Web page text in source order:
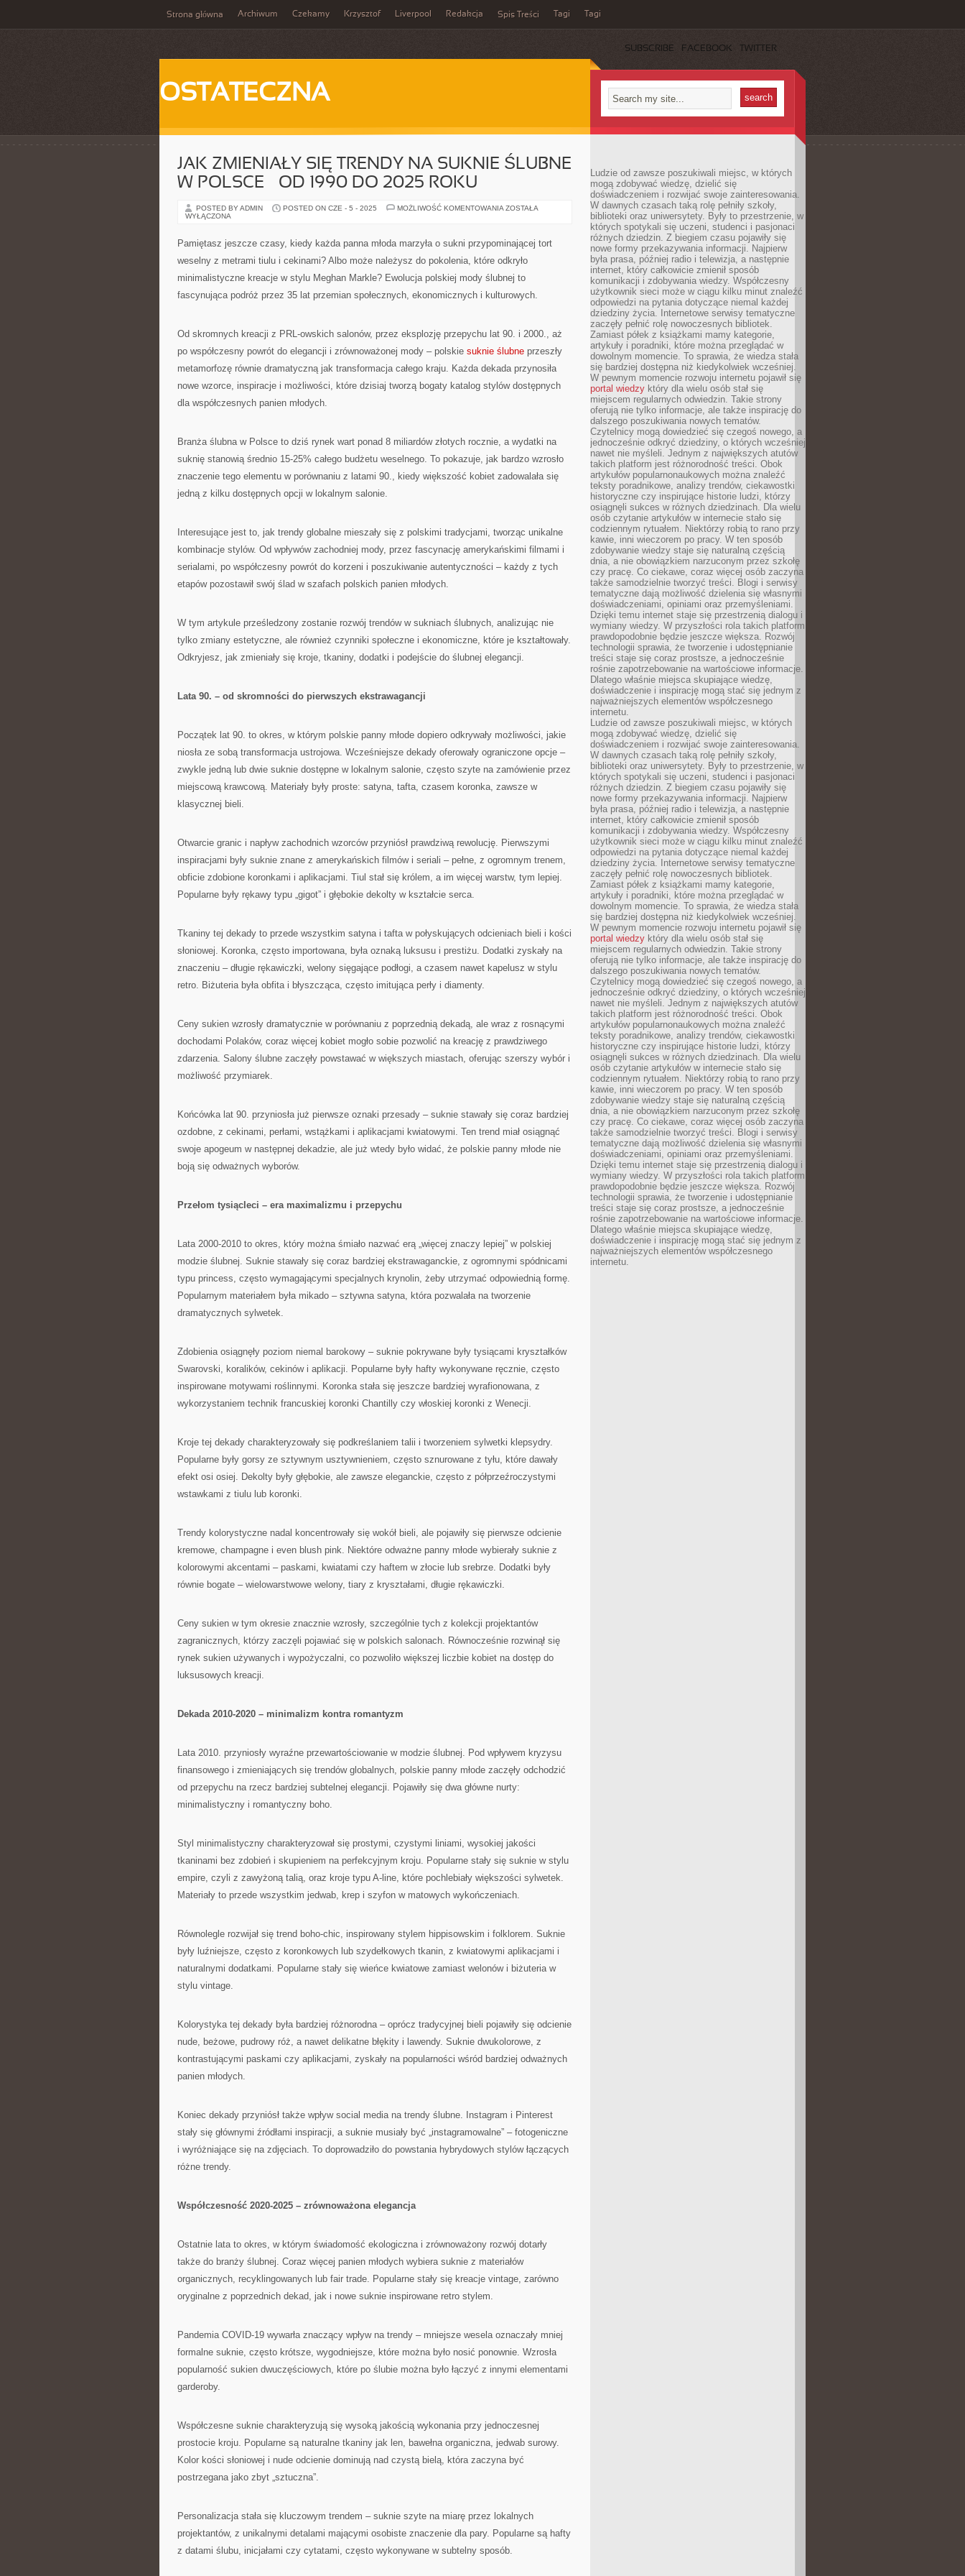
Strona główna Archiwum Czekamy Krzysztof Liverpool Redakcja Spis Treści Tagi Tagi
SUBSCRIBE FACEBOOK TWITTER
OSTATECZNA
JAK ZMIENIAŁY SIĘ TRENDY NA SUKNIE ŚLUBNE
W POLSCE – OD 1990 DO 2025 ROKU
POSTED BY ADMIN POSTED ON CZE - 5 - 2025 MOŻLIWOŚĆ KOMENTOWANIA JAK
NA
SUKNIE
W
–
1990
ZOSTAŁA
WYŁĄCZONA
Pamiętasz jeszcze czasy, kiedy każda panna młoda marzyła o sukni przypominającej tort
weselny z metrami tiulu i cekinami? Albo może należysz do pokolenia, które odkryło
minimalistyczne kreacje w stylu Meghan Markle? Ewolucja polskiej mody ślubnej to
fascynująca podróż przez 35 lat przemian społecznych, ekonomicznych i kulturowych.
Od skromnych kreacji z PRL-owskich salonów, przez eksplozję przepychu lat 90. i 2000., aż
po współczesny powrót do elegancji i zrównoważonej mody – polskie suknie ślubne przeszły
metamorfozę równie dramatyczną jak transformacja całego kraju. Każda dekada przynosiła
nowe wzorce, inspiracje i możliwości, które dzisiaj tworzą bogaty katalog stylów dostępnych
dla współczesnych panien młodych.
Branża ślubna w Polsce to dziś rynek wart ponad 8 miliardów złotych rocznie, a wydatki na
suknię stanowią średnio 15-25% całego budżetu weselnego. To pokazuje, jak bardzo wzrosło
znaczenie tego elementu w porównaniu z latami 90., kiedy większość kobiet zadowalała się
jedną z kilku dostępnych opcji w lokalnym salonie.
Interesujące jest to, jak trendy globalne mieszały się z polskimi tradycjami, tworząc unikalne
kombinacje stylów. Od wpływów zachodniej mody, przez fascynację amerykańskimi filmami i
serialami, po współczesny powrót do korzeni i poszukiwanie autentyczności – każdy z tych
etapów pozostawił swój ślad w szafach polskich panien młodych.
W tym artykule prześledzony zostanie rozwój trendów w sukniach ślubnych, analizując nie
tylko zmiany estetyczne, ale również czynniki społeczne i ekonomiczne, które je kształtowały.
Odkryjesz, jak zmieniały się kroje, tkaniny, dodatki i podejście do ślubnej elegancji.
Lata 90. – od skromności do pierwszych ekstrawagancji
Początek lat 90. to okres, w którym polskie panny młode dopiero odkrywały możliwości, jakie
niosła ze sobą transformacja ustrojowa. Wcześniejsze dekady oferowały ograniczone opcje –
zwykle jedną lub dwie suknie dostępne w lokalnym salonie, często szyte na zamówienie przez
miejscową krawcową. Materiały były proste: satyna, tafta, czasem koronka, zawsze w
klasycznej bieli.
Otwarcie granic i napływ zachodnich wzorców przyniósł prawdziwą rewolucję. Pierwszymi
inspiracjami były suknie znane z amerykańskich filmów i seriali – pełne, z ogromnym trenem,
obficie zdobione koronkami i aplikacjami. Tiul stał się królem, a im więcej warstw, tym lepiej.
Popularne były rękawy typu „gigot” i głębokie dekolty w kształcie serca.
Tkaniny tej dekady to przede wszystkim satyna i tafta w połyskujących odcieniach bieli i kości
słoniowej. Koronka, często importowana, była oznaką luksusu i prestiżu. Dodatki zyskały na
znaczeniu – długie rękawiczki, welony sięgające podłogi, a czasem nawet kapelusz w stylu
retro. Biżuteria była obfita i błyszcząca, często imitująca perły i diamenty.
Ceny sukien wzrosły dramatycznie w porównaniu z poprzednią dekadą, ale wraz z rosnącymi
dochodami Polaków, coraz więcej kobiet mogło sobie pozwolić na kreację z prawdziwego
zdarzenia. Salony ślubne zaczęły powstawać w większych miastach, oferując szerszy wybór i
możliwość przymiarek.
Końcówka lat 90. przyniosła już pierwsze oznaki przesady – suknie stawały się coraz bardziej
ozdobne, z cekinami, perłami, wstążkami i aplikacjami kwiatowymi. Ten trend miał osiągnąć
swoje apogeum w następnej dekadzie, ale już wtedy było widać, że polskie panny młode nie
boją się odważnych wyborów.
Przełom tysiącleci – era maximalizmu i przepychu
Lata 2000-2010 to okres, który można śmiało nazwać erą „więcej znaczy lepiej” w polskiej
modzie ślubnej. Suknie stawały się coraz bardziej ekstrawaganckie, z ogromnymi spódnicami
typu princess, często wymagającymi specjalnych krynolin, żeby utrzymać odpowiednią formę.
Popularnym materiałem była mikado – sztywna satyna, która pozwalała na tworzenie
dramatycznych sylwetek.
Zdobienia osiągnęły poziom niemal barokowy – suknie pokrywane były tysiącami kryształków
Swarovski, koralików, cekinów i aplikacji. Popularne były hafty wykonywane ręcznie, często
inspirowane motywami roślinnymi. Koronka stała się jeszcze bardziej wyrafionowana, z
wykorzystaniem technik francuskiej koronki Chantilly czy włoskiej koronki z Wenecji.
Kroje tej dekady charakteryzowały się podkreślaniem talii i tworzeniem sylwetki klepsydry.
Popularne były gorsy ze sztywnym usztywnieniem, często sznurowane z tyłu, które dawały
efekt osi osiej. Dekolty były głębokie, ale zawsze eleganckie, często z półprzeźroczystymi
wstawkami z tiulu lub koronki.
Trendy kolorystyczne nadal koncentrowały się wokół bieli, ale pojawiły się pierwsze odcienie
kremowe, champagne i even blush pink. Niektóre odważne panny młode wybierały suknie z
kolorowymi akcentami – paskami, kwiatami czy haftem w złocie lub srebrze. Dodatki były
równie bogate – wielowarstwowe welony, tiary z kryształami, długie rękawiczki.
Ceny sukien w tym okresie znacznie wzrosły, szczególnie tych z kolekcji projektantów
zagranicznych, którzy zaczęli pojawiać się w polskich salonach. Równocześnie rozwinął się
rynek sukien używanych i wypożyczalni, co pozwoliło większej liczbie kobiet na dostęp do
luksusowych kreacji.
Dekada 2010-2020 – minimalizm kontra romantyzm
Lata 2010. przyniosły wyraźne przewartościowanie w modzie ślubnej. Pod wpływem kryzysu
finansowego i zmieniających się trendów globalnych, polskie panny młode zaczęły odchodzić
od przepychu na rzecz bardziej subtelnej elegancji. Pojawiły się dwa główne nurty:
minimalistyczny i romantyczny boho.
Styl minimalistyczny charakteryzował się prostymi, czystymi liniami, wysokiej jakości
tkaninami bez zdobień i skupieniem na perfekcyjnym kroju. Popularne stały się suknie w stylu
empire, czyli z zawyżoną talią, oraz kroje typu A-line, które pochlebiały większości sylwetek.
Materiały to przede wszystkim jedwab, krep i szyfon w matowych wykończeniach.
Równolegle rozwijał się trend boho-chic, inspirowany stylem hippisowskim i folklorem. Suknie
były luźniejsze, często z koronkowych lub szydełkowych tkanin, z kwiatowymi aplikacjami i
naturalnymi dodatkami. Popularne stały się wieńce kwiatowe zamiast welonów i biżuteria w
stylu vintage.
Kolorystyka tej dekady była bardziej różnorodna – oprócz tradycyjnej bieli pojawiły się odcienie
nude, beżowe, pudrowy róż, a nawet delikatne błękity i lawendy. Suknie dwukolorowe, z
kontrastującymi paskami czy aplikacjami, zyskały na popularności wśród bardziej odważnych
panien młodych.
Koniec dekady przyniósł także wpływ social media na trendy ślubne. Instagram i Pinterest
stały się głównymi źródłami inspiracji, a suknie musiały być „instagramowalne” – fotogeniczne
i wyróżniające się na zdjęciach. To doprowadziło do powstania hybrydowych stylów łączących
różne trendy.
Współczesność 2020-2025 – zrównoważona elegancja
Ostatnie lata to okres, w którym świadomość ekologiczna i zrównoważony rozwój dotarły
także do branży ślubnej. Coraz więcej panien młodych wybiera suknie z materiałów
organicznych, recyklingowanych lub fair trade. Popularne stały się kreacje vintage, zarówno
oryginalne z poprzednich dekad, jak i nowe suknie inspirowane retro stylem.
Pandemia COVID-19 wywarła znaczący wpływ na trendy – mniejsze wesela oznaczały mniej
formalne suknie, często krótsze, wygodniejsze, które można było nosić ponownie. Wzrosła
popularność sukien dwuczęściowych, które po ślubie można było łączyć z innymi elementami
garderoby.
Współczesne suknie charakteryzują się wysoką jakością wykonania przy jednoczesnej
prostocie kroju. Popularne są naturalne tkaniny jak len, bawełna organiczna, jedwab surowy.
Kolor kości słoniowej i nude odcienie dominują nad czystą bielą, która zaczyna być
postrzegana jako zbyt „sztuczna”.
Personalizacja stała się kluczowym trendem – suknie szyte na miarę przez lokalnych
projektantów, z unikalnymi detalami mającymi osobiste znaczenie dla pary. Popularne są hafty
z datami ślubu, inicjałami czy cytatami, często wykonywane w subtelny sposób.
Ludzie od zawsze poszukiwali miejsc, w których
mogą zdobywać wiedzę, dzielić się
doświadczeniem i rozwijać swoje zainteresowania.
W dawnych czasach taką rolę pełniły szkoły,
biblioteki oraz uniwersytety. Były to przestrzenie, w
których spotykali się uczeni, studenci i pasjonaci
różnych dziedzin. Z biegiem czasu pojawiły się
nowe formy przekazywania informacji. Najpierw
była prasa, później radio i telewizja, a następnie
internet, który całkowicie zmienił sposób
komunikacji i zdobywania wiedzy. Współczesny
użytkownik sieci może w ciągu kilku minut znaleźć
odpowiedzi na pytania dotyczące niemal każdej
dziedziny życia. Internetowe serwisy tematyczne
zaczęły pełnić rolę nowoczesnych bibliotek.
Zamiast półek z książkami mamy kategorie,
artykuły i poradniki, które można przeglądać w
dowolnym momencie. To sprawia, że wiedza stała
się bardziej dostępna niż kiedykolwiek wcześniej.
W pewnym momencie rozwoju internetu pojawił się
portal wiedzy który dla wielu osób stał się
miejscem regularnych odwiedzin. Takie strony
oferują nie tylko informacje, ale także inspirację do
dalszego poszukiwania nowych tematów.
Czytelnicy mogą dowiedzieć się czegoś nowego, a
jednocześnie odkryć dziedziny, o których wcześniej
nawet nie myśleli. Jednym z największych atutów
takich platform jest różnorodność treści. Obok
artykułów popularnonaukowych można znaleźć
teksty poradnikowe, analizy trendów, ciekawostki
historyczne czy inspirujące historie ludzi, którzy
osiągnęli sukces w różnych dziedzinach. Dla wielu
osób czytanie artykułów w internecie stało się
codziennym rytuałem. Niektórzy robią to rano przy
kawie, inni wieczorem po pracy. W ten sposób
zdobywanie wiedzy staje się naturalną częścią
dnia, a nie obowiązkiem narzuconym przez szkołę
czy pracę. Co ciekawe, coraz więcej osób zaczyna
także samodzielnie tworzyć treści. Blogi i serwisy
tematyczne dają możliwość dzielenia się własnymi
doświadczeniami, opiniami oraz przemyśleniami.
Dzięki temu internet staje się przestrzenią dialogu i
wymiany wiedzy. W przyszłości rola takich platform
prawdopodobnie będzie jeszcze większa. Rozwój
technologii sprawia, że tworzenie i udostępnianie
treści staje się coraz prostsze, a jednocześnie
rośnie zapotrzebowanie na wartościowe informacje.
Dlatego właśnie miejsca skupiające wiedzę,
doświadczenie i inspirację mogą stać się jednym z
najważniejszych elementów współczesnego
internetu.
Ludzie od zawsze poszukiwali miejsc, w których
mogą zdobywać wiedzę, dzielić się
doświadczeniem i rozwijać swoje zainteresowania.
W dawnych czasach taką rolę pełniły szkoły,
biblioteki oraz uniwersytety. Były to przestrzenie, w
których spotykali się uczeni, studenci i pasjonaci
różnych dziedzin. Z biegiem czasu pojawiły się
nowe formy przekazywania informacji. Najpierw
była prasa, później radio i telewizja, a następnie
internet, który całkowicie zmienił sposób
komunikacji i zdobywania wiedzy. Współczesny
użytkownik sieci może w ciągu kilku minut znaleźć
odpowiedzi na pytania dotyczące niemal każdej
dziedziny życia. Internetowe serwisy tematyczne
zaczęły pełnić rolę nowoczesnych bibliotek.
Zamiast półek z książkami mamy kategorie,
artykuły i poradniki, które można przeglądać w
dowolnym momencie. To sprawia, że wiedza stała
się bardziej dostępna niż kiedykolwiek wcześniej.
W pewnym momencie rozwoju internetu pojawił się
portal wiedzy który dla wielu osób stał się
miejscem regularnych odwiedzin. Takie strony
oferują nie tylko informacje, ale także inspirację do
dalszego poszukiwania nowych tematów.
Czytelnicy mogą dowiedzieć się czegoś nowego, a
jednocześnie odkryć dziedziny, o których wcześniej
nawet nie myśleli. Jednym z największych atutów
takich platform jest różnorodność treści. Obok
artykułów popularnonaukowych można znaleźć
teksty poradnikowe, analizy trendów, ciekawostki
historyczne czy inspirujące historie ludzi, którzy
osiągnęli sukces w różnych dziedzinach. Dla wielu
osób czytanie artykułów w internecie stało się
codziennym rytuałem. Niektórzy robią to rano przy
kawie, inni wieczorem po pracy. W ten sposób
zdobywanie wiedzy staje się naturalną częścią
dnia, a nie obowiązkiem narzuconym przez szkołę
czy pracę. Co ciekawe, coraz więcej osób zaczyna
także samodzielnie tworzyć treści. Blogi i serwisy
tematyczne dają możliwość dzielenia się własnymi
doświadczeniami, opiniami oraz przemyśleniami.
Dzięki temu internet staje się przestrzenią dialogu i
wymiany wiedzy. W przyszłości rola takich platform
prawdopodobnie będzie jeszcze większa. Rozwój
technologii sprawia, że tworzenie i udostępnianie
treści staje się coraz prostsze, a jednocześnie
rośnie zapotrzebowanie na wartościowe informacje.
Dlatego właśnie miejsca skupiające wiedzę,
doświadczenie i inspirację mogą stać się jednym z
najważniejszych elementów współczesnego
internetu.